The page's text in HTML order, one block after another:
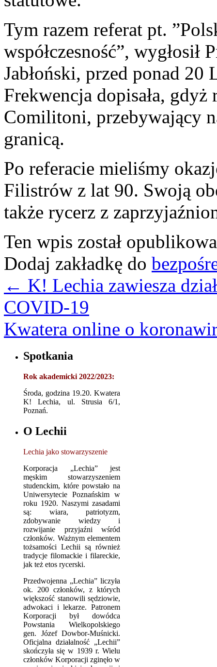
Tym razem referat pt.
współczesność”, wygłosił
Jabłoński, przed ponad
Frekwencja dopisała,
Comilitoni, przebywający
granicą.
Po referacie mieliśmy
Filistrów z lat 90. Swoją
także rycerz z
Ten wpis został
Dodaj zakładkę do
← K! Lechia zawiesza
COVID-19
Kwatera online o
Spotkania
Rok akademicki 2022/2023:
Środa, godzina 19.20. Kwatera
K! Lechia, ul. Strusia 6/1,
Poznań.
O Lechii
Lechia jako stowarzyszenie
Korporacja „Lechia” jest
męskim stowarzyszeniem
studenckim, które powstało na
Uniwersytecie Poznańskim w
roku 1920. Naszymi zasadami
są: wiara, patriotyzm,
zdobywanie wiedzy i
rozwijanie przyjaźni wśród
członków. Ważnym elementem
tożsamości Lechii są również
tradycje filomackie i filareckie,
jak też etos rycerski.
Przedwojenna „Lechia” liczyła
ok. 200 członków, z których
większość stanowili sędziowie,
adwokaci i lekarze. Patronem
Korporacji był dowódca
Powstania Wielkopolskiego
gen. Józef Dowbor-Muśnicki.
Oficjalna działalność „Lechii”
skończyła się w 1939 r. Wielu
członków Korporacji zginęło w